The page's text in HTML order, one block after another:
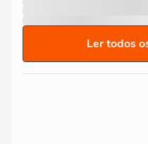
Ler todos